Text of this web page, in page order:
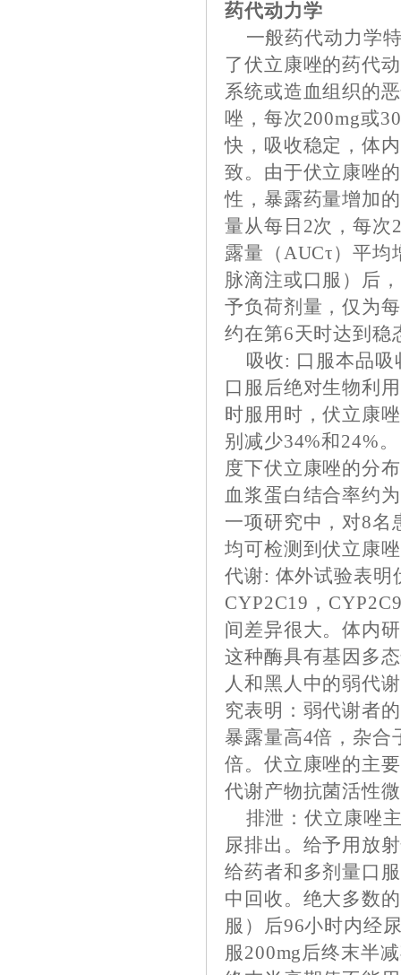
药代动力学
一般药代动力学
了伏立康唑的药代
系统或造血组织的
唑，每次200mg或
快，吸收稳定，体
致。由于伏立康唑
性，暴露药量增加
量从每日2次，每次
露量（AUCτ）平
脉滴注或口服）后
予负荷剂量，仅为
约在第6天时达到稳
吸收: 口服本品吸
口服后绝对生物利
时服用时，伏立康
别减少34%和24%
度下伏立康唑的分
血浆蛋白结合率约
一项研究中，对8名
均可检测到伏立康
代谢: 体外试验表明
CYP2C19，
间差异很大。体内
这种酶具有基因多
人和黑人中的弱代
究表明：弱代谢者
暴露量高4倍，杂合
倍。伏立康唑的主
代谢产物抗菌活性
排泄：伏立康唑
尿排出。给予用放
给药者和多剂量口
中回收。绝大多数
服）后96小时内经
服200mg后终末半